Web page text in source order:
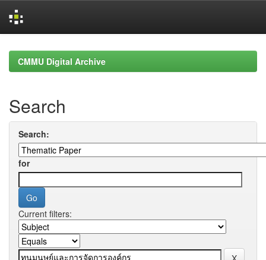
navigationCMMU Digital Archive
Search
Search:
for
Current filters: